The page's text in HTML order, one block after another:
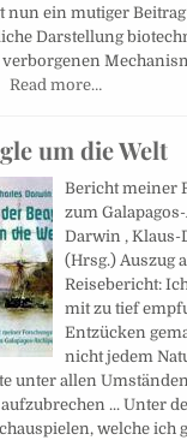
nun ein mutiger
Darstellung
verborgenen
Read more…
um die Welt
Bericht meiner
zum
Darwin , Klaus-
(Hrsg.) Auszug
Reisebericht:
mit zu tief
Entzücken
nicht jedem
unter allen
... Unter
welche ich